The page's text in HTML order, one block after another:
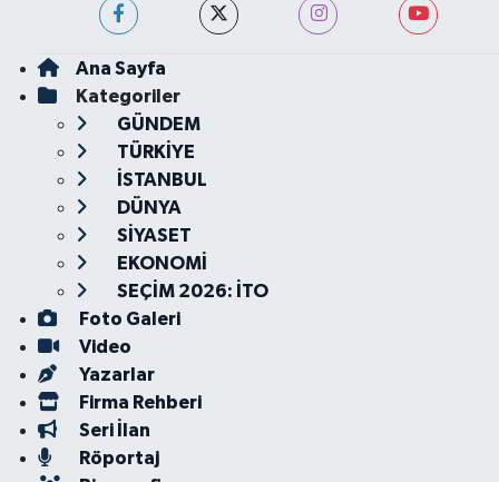
Ana Sayfa
Kategoriler
GÜNDEM
TÜRKİYE
İSTANBUL
DÜNYA
SİYASET
EKONOMİ
SEÇİM 2026: İTO
Foto Galeri
Video
Yazarlar
Firma Rehberi
Seri İlan
Röportaj